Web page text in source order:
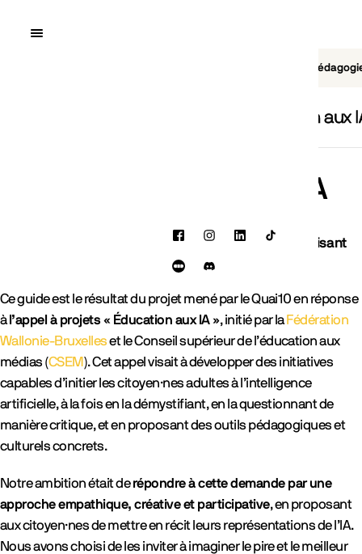
Quai10
FacebookInstagram
LinkedInTikTok
Letterboxd
Discord
Guide d'éducation aux
Guide d'éducation aux IA
Créer une histoire interactive qui parle de l’IA en utilisant
Ce guide est le résultat du projet mené par le Quai10 en réponse
à l’appel à projets « Éducation aux IA », initié par la Fédération
Wallonie-Bruxelleset le Conseil supérieur de l’éducation aux
médias (CSEM). Cet appel visait à développer des initiatives
capables d’initier les citoyen·nes adultes à l’intelligence
artificielle, à la fois en la démystifiant, en la questionnant de
manière critique, et en proposant des outils pédagogiques et
culturels concrets.
Notre ambition était derépondre à cette demande par une
approche empathique, créative et participative, en proposant
aux citoyen·nes de mettre en récit leurs représentations de l’IA.
Nous avons choisi de les inviter à imaginer le pire et le meilleur